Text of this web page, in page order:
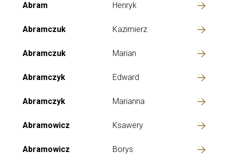
Abram Henryk
Abramczuk Kazimierz
Abramczuk Marian
Abramczyk Edward
Abramczyk Marianna
Abramowicz Ksawery
Abramowicz Borys